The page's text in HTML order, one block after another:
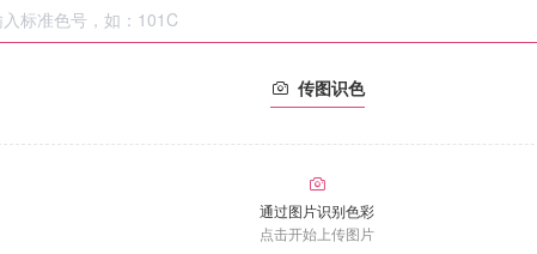
传图识色
通过图片识别色彩
点击开始上传图片